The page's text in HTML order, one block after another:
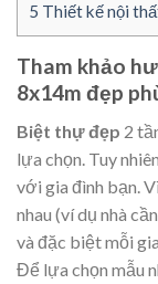
5 Thiết kế nội
Tham khảo
8x14m đẹp
Biệt thự đẹp 2
lựa chọn. Tuy
với gia đình bạn.
nhau (ví dụ nhà
và đặc biệt mỗi
Để lựa chọn mẫu